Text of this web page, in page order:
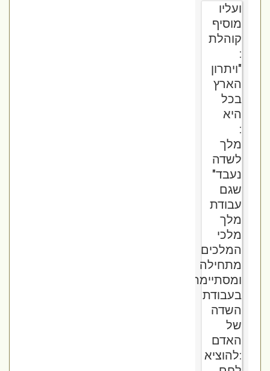
ועליו
מוסיף
קוהלת
"ויתרון
הארץ
בכל
היא
מלך
לשדה
נעבד"
שגם
עבודת
מלך
מלכי
המלכים
מתחילה
ומסתיימת
בעבודת
השדה
של
האדם
:להוציא